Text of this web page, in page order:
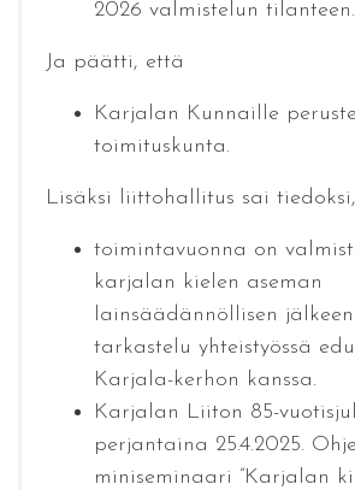
2026 valmistelun tilanteen.
Ja päätti, että
Karjalan Kunnaille
toimituskunta.
Lisäksi liittohallitus sai
toimintavuonna on
karjalan kielen aseman
lainsäädännöllisen
tarkastelu yhteistyössä
Karjala-kerhon kanssa.
Karjalan Liiton 85-
perjantaina 25.4.2025.
miniseminaari ”Karjalan